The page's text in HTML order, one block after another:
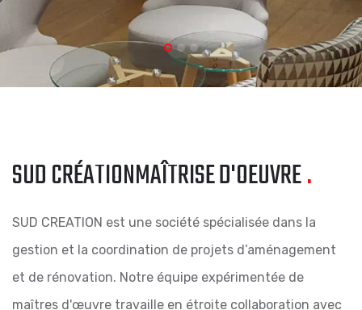
SUD CRÉATIONMAÎTRISE D'OEUVRE.
SUD CREATION est une société spécialisée dans la
gestion et la coordination de projets d’aménagement
et de rénovation. Notre équipe expérimentée de
maîtres d'œuvre travaille en étroite collaboration avec